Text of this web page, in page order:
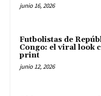
junio 16, 2026
Futbolistas de
Congo: el viral look
print
junio 12, 2026